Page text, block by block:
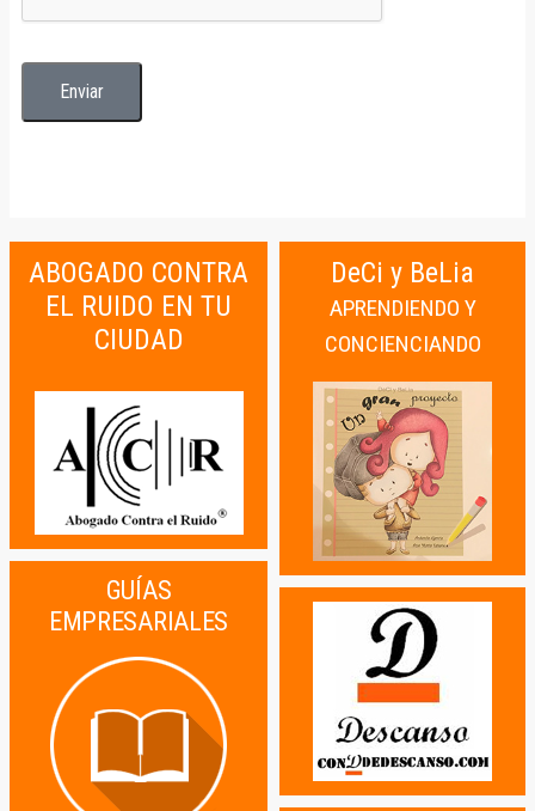
ABOGADO CONTRA
EL RUIDO EN TU
CIUDAD
GUÍAS
EMPRESARIALES
DeCi y BeLia
APRENDIENDO Y
CONCIENCIANDO